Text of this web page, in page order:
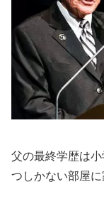
父の最終学歴は
つしかない部屋に